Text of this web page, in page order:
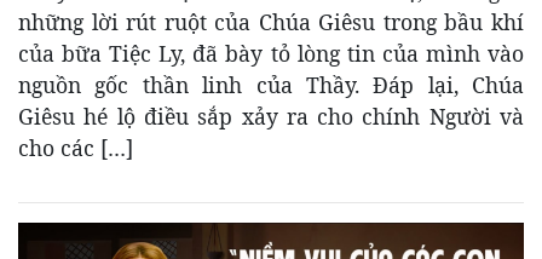
những lời rút ruột của Chúa Giêsu trong bầu khí
của bữa Tiệc Ly, đã bày tỏ lòng tin của mình vào
nguồn gốc thần linh của Thầy. Đáp lại, Chúa
Giêsu hé lộ điều sắp xảy ra cho chính Người và
cho các […]